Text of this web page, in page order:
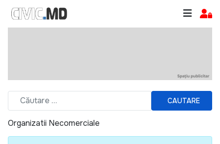
CAUTARE
Organizatii Necomerciale